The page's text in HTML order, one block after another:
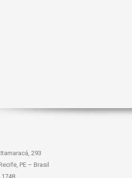
293
PE – Brasil
1748